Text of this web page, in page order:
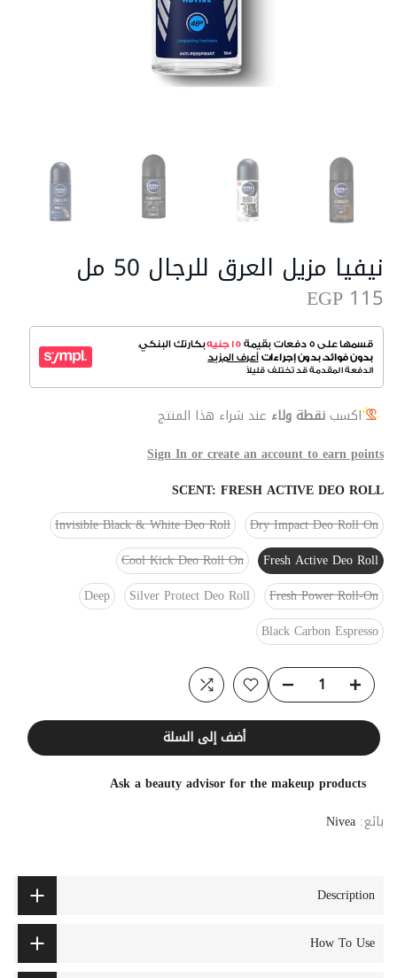
نيفيا مزيل العرق للرجال 50 مل
EGP 115
اكسب نقطة ولاء عند شراء هذا المنتج
Sign In or create an account to earn points
SCENT: FRESH ACTIVE DEO ROLL
Dry Impact Deo Roll On
Invisible Black & White Deo Roll
Fresh Active Deo Roll
Cool Kick Deo Roll On
Fresh Power Roll-On
Silver Protect Deo Roll
Deep
Black Carbon Espresso
أضف إلى السلة
Ask a beauty advisor for the makeup products
بائع: Nivea
Description
How To Use